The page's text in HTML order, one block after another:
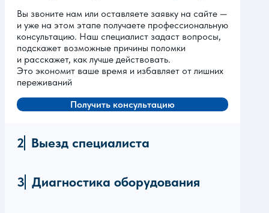
Вы звоните нам или оставляете заявку на сайте —
и уже на этом этапе получаете профессиональную
консультацию. Наш специалист задаст вопросы,
подскажет возможные причины поломки
и расскажет, как лучше действовать.
Это экономит ваше время и избавляет от лишних
переживаний
Получить консультацию
Выезд специалиста
Диагностика оборудования